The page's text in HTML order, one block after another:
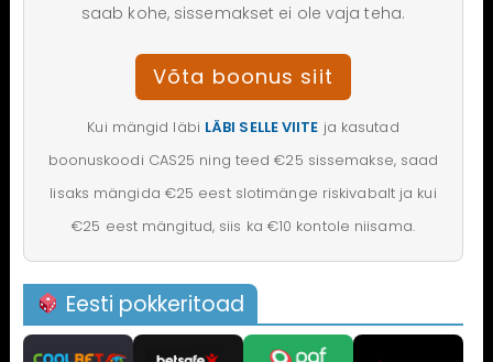
saab kohe, sissemakset ei ole vaja teha.
Võta boonus siit
Kui mängid läbi LÄBI SELLE VIITE ja kasutad
boonuskoodi CAS25 ning teed €25 sissemakse, saad
lisaks mängida €25 eest slotimänge riskivabalt ja kui
€25 eest mängitud, siis ka €10 kontole niisama.
Eesti pokkeritoad